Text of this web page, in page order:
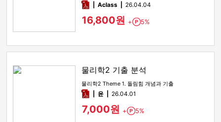
pdfAclass 26.04.04
16,800원 + Point
5%
물리학2 기출 분석
물리학2 Theme 1. 돌림힘 개념과 기출
pdf윤 26.04.01
7,000원 + Point
5%